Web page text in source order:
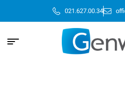
021.627.00.34